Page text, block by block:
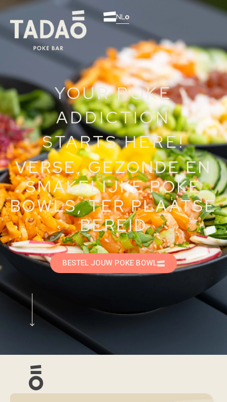
NL
YOUR POKE
ADDICTION
STARTS HERE!
VERSE, GEZONDE EN
SMAKELIJKE POKE
BOWLS, TER PLAATSE
BEREID
BESTEL JOUW POKE BOWL